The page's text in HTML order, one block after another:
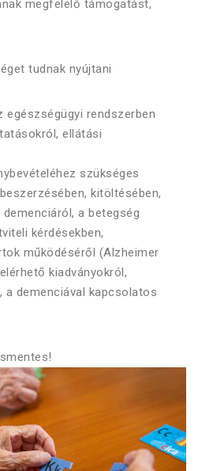
megfelelő támogatást,
tudnak nyújtani
egészségügyi rendszerben
ellátási
szükséges
kitöltésében,
a betegség
kérdésekben,
működéséről (Alzheimer
kiadványokról,
a demenciával kapcsolatos